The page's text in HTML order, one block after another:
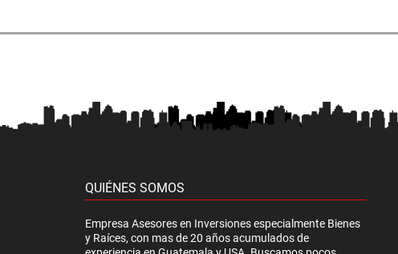
QUIÉNES SOMOS
Empresa Asesores en Inversiones especialmente Bienes
y Raíces, con mas de 20 años acumulados de